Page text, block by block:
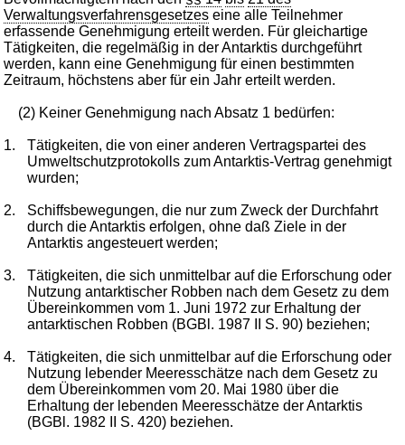
Verwaltungsverfahrensgesetzes eine alle Teilnehmer
erfassende Genehmigung erteilt werden. Für gleichartige
Tätigkeiten, die regelmäßig in der Antarktis durchgeführt
werden, kann eine Genehmigung für einen bestimmten
Zeitraum, höchstens aber für ein Jahr erteilt werden.
(2) Keiner Genehmigung nach Absatz 1 bedürfen:
1.
Tätigkeiten, die von einer anderen Vertragspartei des
Umweltschutzprotokolls zum Antarktis-Vertrag genehmigt
wurden;
2.
Schiffsbewegungen, die nur zum Zweck der Durchfahrt
durch die Antarktis erfolgen, ohne daß Ziele in der
Antarktis angesteuert werden;
3.
Tätigkeiten, die sich unmittelbar auf die Erforschung oder
Nutzung antarktischer Robben nach dem Gesetz zu dem
Übereinkommen vom 1. Juni 1972 zur Erhaltung der
antarktischen Robben (BGBl. 1987 II S. 90) beziehen;
4.
Tätigkeiten, die sich unmittelbar auf die Erforschung oder
Nutzung lebender Meeresschätze nach dem Gesetz zu
dem Übereinkommen vom 20. Mai 1980 über die
Erhaltung der lebenden Meeresschätze der Antarktis
(BGBl. 1982 II S. 420) beziehen.